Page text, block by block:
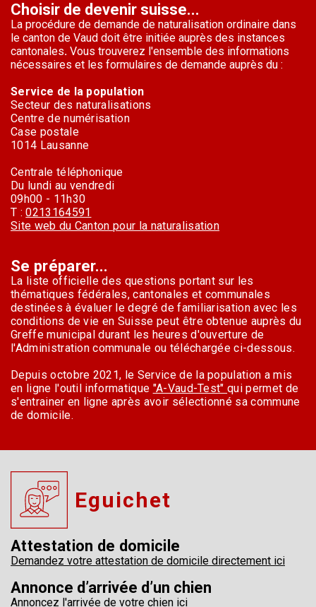
Choisir de devenir suisse...
La procédure de demande de naturalisation ordinaire dans
le canton de Vaud doit être initiée auprès des instances
cantonales. Vous trouverez l'ensemble des informations
nécessaires et les formulaires de demande auprès du :
Service de la population
Secteur des naturalisations
Centre de numérisation
Case postale
1014 Lausanne
Centrale téléphonique
Du lundi au vendredi
09h00 - 11h30
T :0213164591
Site web du Canton pour la naturalisation
Se préparer...
La liste officielle des questions portant sur les
thématiques fédérales, cantonales et communales
destinées à évaluer le degré de familiarisation avec les
conditions de vie en Suisse peut être obtenue auprès du
Greffe municipal durant les heures d'ouverture de
l'Administration communale ou téléchargée ci-dessous.
Depuis octobre 2021, le Service de la population a mis
en ligne l'outil informatique "A-Vaud-Test"qui permet de
s'entrainer en ligne après avoir sélectionné sa commune
de domicile.
Eguichet
Attestation de domicile
Demandez votre attestation de domicile directement ici
Annonce d’arrivée d’un chien
Annoncez l'arrivée de votre chien ici